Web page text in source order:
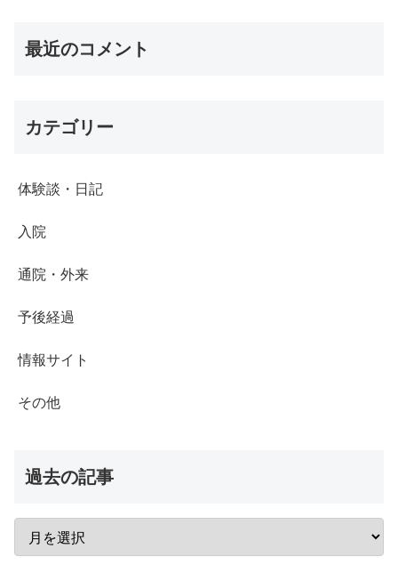
最近のコメント
カテゴリー
体験談・日記
入院
通院・外来
予後経過
情報サイト
その他
過去の記事